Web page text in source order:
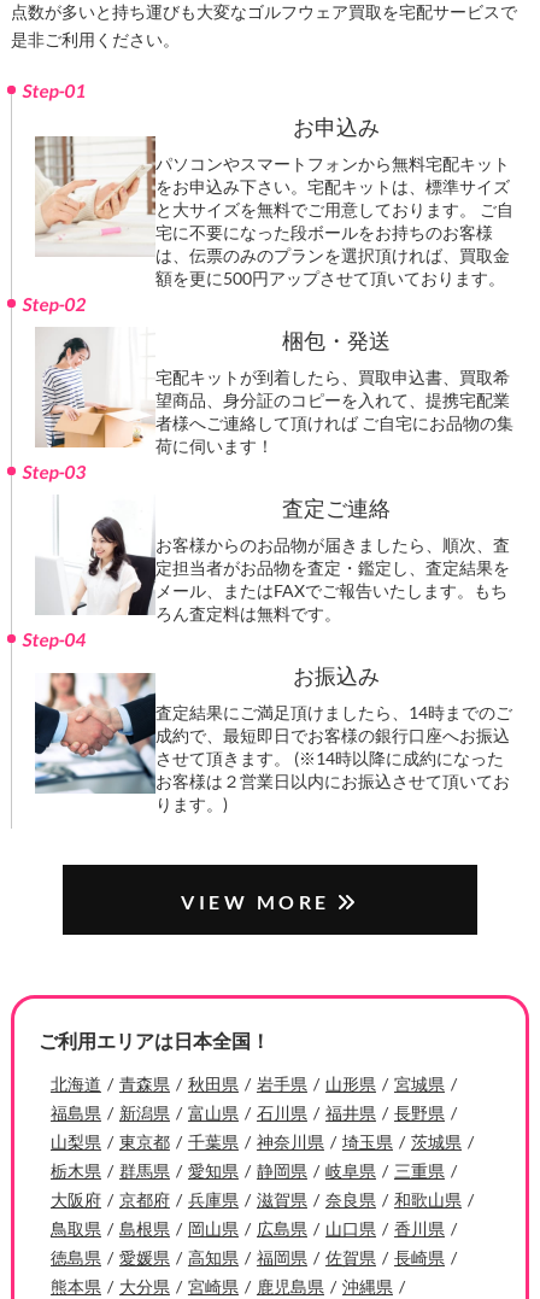
点数が多いと持ち運びも大変なゴルフウェア買取を宅配サービスで
是非ご利用ください。
Step-01
お申込み
パソコンやスマートフォンから無料宅配キット
をお申込み下さい。宅配キットは、標準サイズ
と大サイズを無料でご用意しております。 ご自
宅に不要になった段ボールをお持ちのお客様
は、伝票のみのプランを選択頂ければ、買取金
額を更に500円アップさせて頂いております。
Step-02
梱包・発送
宅配キットが到着したら、買取申込書、買取希
望商品、身分証のコピーを入れて、提携宅配業
者様へご連絡して頂ければ ご自宅にお品物の集
荷に伺います！
Step-03
査定ご連絡
お客様からのお品物が届きましたら、順次、査
定担当者がお品物を査定・鑑定し、査定結果を
メール、またはFAXでご報告いたします。もち
ろん査定料は無料です。
Step-04
お振込み
査定結果にご満足頂けましたら、14時までのご
成約で、最短即日でお客様の銀行口座へお振込
させて頂きます。 (※14時以降に成約になった
お客様は２営業日以内にお振込させて頂いてお
ります。)
VIEW MORE
ご利用エリアは日本全国！
北海道 青森県 秋田県 岩手県 山形県
宮城県
福島県
新潟県 富山県 石川県 福井県
長野県
山梨県
東京都 千葉県 神奈川県 埼玉県
茨城県
栃木県
群馬県 愛知県 静岡県 岐阜県
三重県
大阪府
京都府 兵庫県 滋賀県 奈良県
和歌山県
鳥取県
島根県 岡山県 広島県 山口県
香川県
徳島県
愛媛県 高知県 福岡県 佐賀県
長崎県
熊本県
大分県 宮崎県 鹿児島県 沖縄県